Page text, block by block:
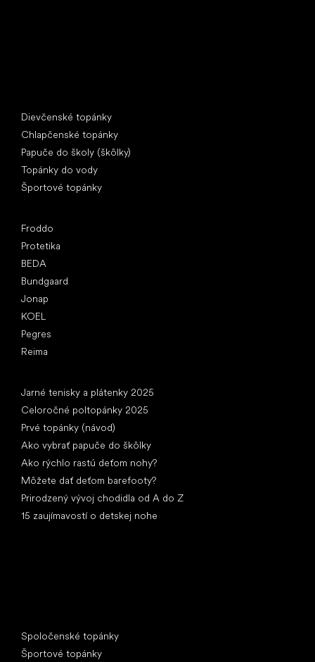
Dievčenské topánky
Chlapčenské topánky
Papuče do školy (škôlky)
Topánky do vody
Športové topánky
Froddo
Protetika
BEDA
Bundgaard
Jonap
KOEL
Pegres
Reima
Jarné tenisky a plátenky 2025
Celoročné poltopánky 2025
Prvé topánky (návod)
Ako vybrať papuče do škôlky
Ako rýchlo rastú deťom nohy?
Môžete dať deťom barefooty?
Prirodzený vývoj chodidla od A do Z
15 zaujímavostí o detskej nohe
Spoločenské topánky
Športové topánky